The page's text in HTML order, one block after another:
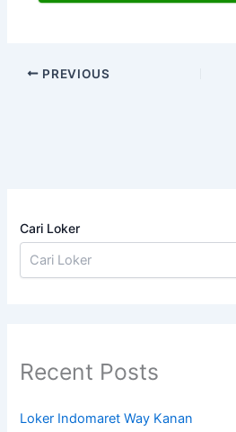
PREVIOUS
Cari Loker
Recent Posts
Loker Indomaret Way Kanan